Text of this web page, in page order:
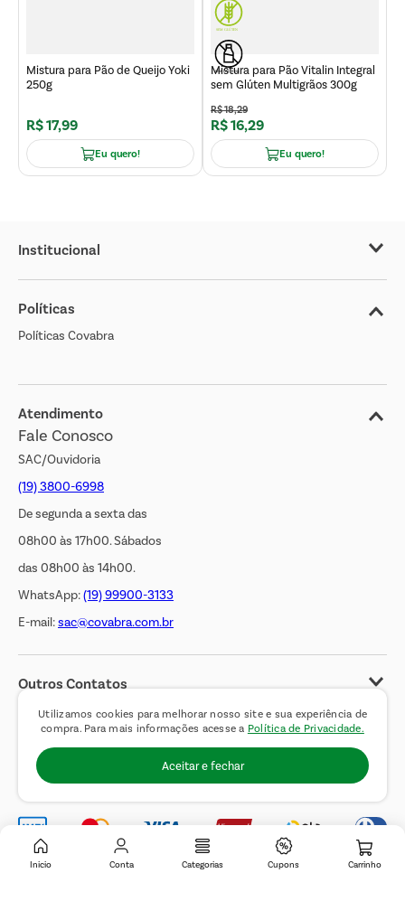
Utilizamos cookies para melhorar nosso site e sua experiência de
compra. Para mais informações acesse a Política de Privacidade.
Aceitar e fechar
Inicio Conta Categorias Cupons
Mistura para Pão de Queijo Yoki
250g
R$17,99
Eu quero!
Mistura para Pão Vitalin Integral
sem Glúten Multigrãos 300g
R$18,29
R$16,29
Eu quero!
Institucional
Sobre o Covabra
Nossas Lojas
Cliente Bem Estar
Jornal de Ofertas
Transparência Salarial
Políticas
Políticas Covabra
Atendimento
Fale Conosco
SAC/Ouvidoria
(19) 3800-6998
De segunda a sexta das
08h00 às 17h00. Sábados
das 08h00 às 14h00.
WhatsApp:(19) 99900-3133
E-mail:sac@covabra.com.br
Outros Contatos
Negócios Imobiliários
Trabalhe Conosco